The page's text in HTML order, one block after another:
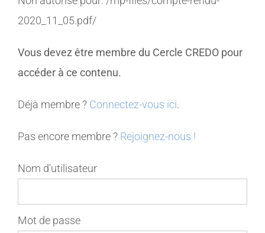
MEMBRES
CONTACT
2020_11_05.pdf/
Vous devez être membre du Cercle CREDO pour
accéder à ce contenu.
Déjà membre ? Connectez-vous ici.
Pas encore membre ? Rejoignez-nous !
Nom d'utilisateur
Mot de passe